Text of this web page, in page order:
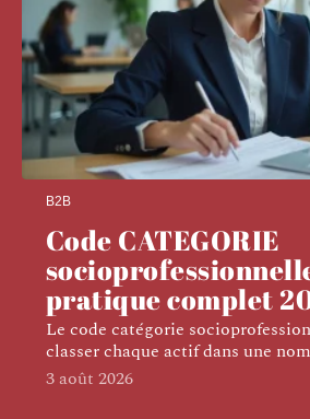
B2B
Code CATEGORIE
pratique complet
Le code catégorie
classer chaque actif dans une
3 août 2026